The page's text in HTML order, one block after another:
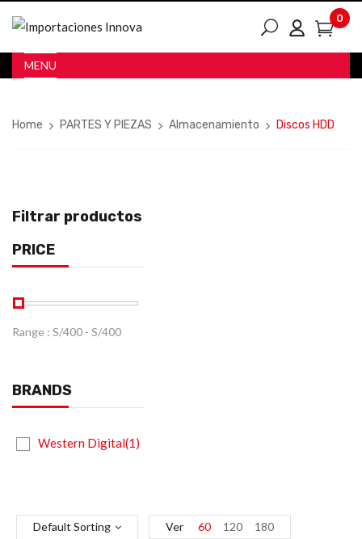
0
MENU
Home PARTES Y PIEZAS Almacenamiento Discos HDD
Filtrar productos
PRICE
Range : S/400 - S/400
BRANDS
Western Digital(1)
Default Sorting Ver 60 120 180